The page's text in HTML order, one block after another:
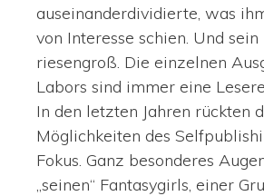
auseinanderdividierte, was
von Interesse schien. Und
riesengroß. Die einzelnen
Labors sind immer eine
In den letzten Jahren rückten
Möglichkeiten des
Fokus. Ganz besonderes
„seinen“ Fantasygirls, einer